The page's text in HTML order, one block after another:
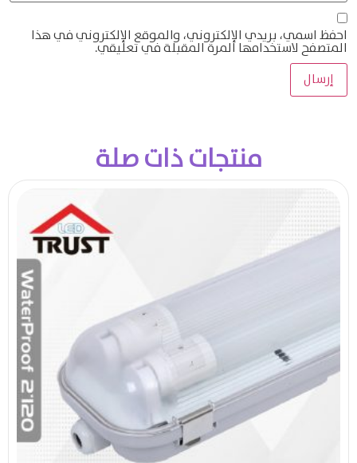
احفظ اسمي، بريدي الإلكتروني، والموقع الإلكتروني في هذا
المتصفح لاستخدامها المرة المقبلة في تعليقي.
منتجات ذات صلة